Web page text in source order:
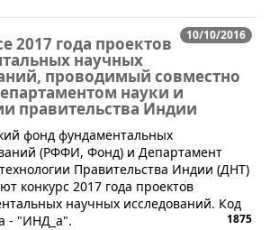
10/10/2016
2017 года проектов
научных
проводимый совместно
науки и
правительства Индии
фонд фундаментальных
(РФФИ, Фонд) и Департамент
Правительства Индии (ДНТ)
конкурс 2017 года проектов
научных исследований. Код
- "ИНД_а".
1875